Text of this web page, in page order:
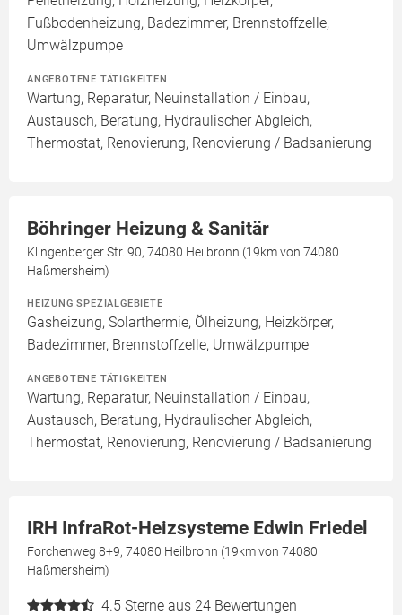
Fußbodenheizung, Badezimmer, Brennstoffzelle,
Umwälzpumpe
ANGEBOTENE TÄTIGKEITEN
Wartung, Reparatur, Neuinstallation / Einbau,
Austausch, Beratung, Hydraulischer Abgleich,
Thermostat, Renovierung, Renovierung / Badsanierung
Böhringer Heizung & Sanitär
Klingenberger Str. 90, 74080 Heilbronn (19km von 74080
Haßmersheim)
HEIZUNG SPEZIALGEBIETE
Gasheizung, Solarthermie, Ölheizung, Heizkörper,
Badezimmer, Brennstoffzelle, Umwälzpumpe
ANGEBOTENE TÄTIGKEITEN
Wartung, Reparatur, Neuinstallation / Einbau,
Austausch, Beratung, Hydraulischer Abgleich,
Thermostat, Renovierung, Renovierung / Badsanierung
IRH InfraRot-Heizsysteme Edwin Friedel
Forchenweg 8+9, 74080 Heilbronn (19km von 74080
Haßmersheim)
4.5 Sterne aus 24 Bewertungen